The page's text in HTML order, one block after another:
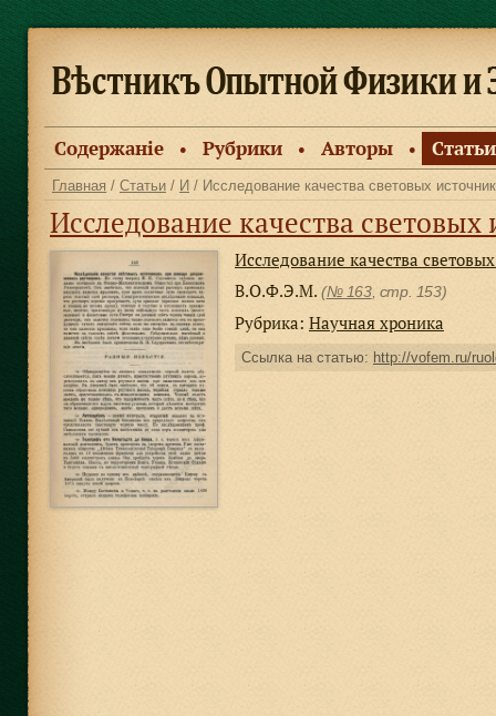
Содержанiе ● Рубрики ● Авторы ● Статьи
Главная / Статьи / И / Исследование качества световых
Исследование качества световых
Исследование качества
В.О.Ф.Э.М. (№ 163, стр. 153)
Рубрика: Научная хроника
Ссылка на статью: http://vofem.ru/